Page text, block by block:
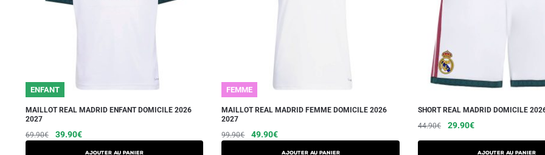
ENFANT
MAILLOT REAL MADRID ENFANT DOMICILE 2026
2027
69.90€
Le
39.90€Le
AJOUTER AU PANIER
Ce
produit
FEMME
MAILLOT REAL MADRID FEMME DOMICILE 2026
2027
99.90€
Le
49.90€Le
AJOUTER AU PANIER
Ce
produit
SHORT REAL MADRID DOMICILE
44.90€
Le
29.90€Le
actuel
AJOUTER AU PANIER
Ce
produit